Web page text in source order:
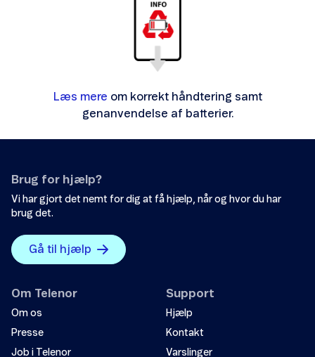
Læs mere om korrekt håndtering samt
genanvendelse af batterier.
Brug for hjælp?
Vi har gjort det nemt for dig at få hjælp, når og hvor du har
brug det.
Gå til hjælp
Om Telenor
Om os
Presse
Job i Telenor
Support
Hjælp
Kontakt
Varslinger